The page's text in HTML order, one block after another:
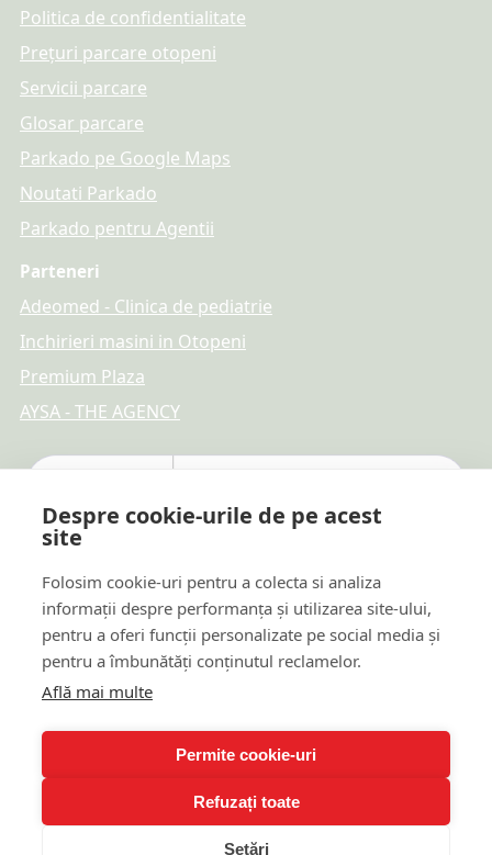
Despre cookie-urile de pe acest
site
Folosim cookie-uri pentru a colecta si analiza
informații despre performanța și utilizarea site-ului,
pentru a oferi funcții personalizate pe social media și
pentru a îmbunătăți conținutul reclamelor.
Află mai multe
Permite cookie-uri
Refuzați toate
Setări
Politica de confidentialitate
Prețuri parcare otopeni
Servicii parcare
Glosar parcare
Parkado pe Google Maps
Noutati Parkado
Parkado pentru Agentii
Parteneri
Adeomed - Clinica de pediatrie
Inchirieri masini in Otopeni
Premium Plaza
AYSA - THE AGENCY
Plăți online sigure
© 2026 TTR REAL ESTATE DEVELOPMENT & PROMOTION